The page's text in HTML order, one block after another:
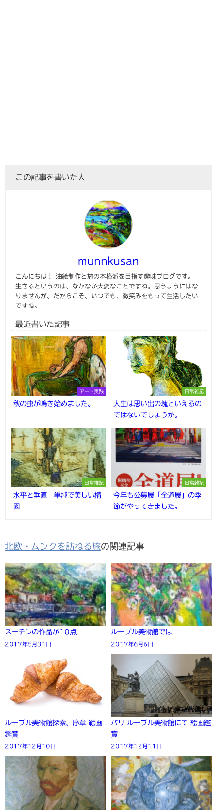
この記事を書いた人
munnkusan
こんにちは！ 油絵制作と旅の本格派を目指す趣味ブログです。
生きるというのは、なかなか大変なことですね。思うようにはな
りませんが、だからこそ、いつでも、微笑みをもって生活したい
ですね。
最近書いた記事
アート実践
秋の虫が鳴き始めました。
日常雑記
人生は思い出の塊といえるの
ではないでしょうか。
日常雑記
水平と垂直 単純で美しい構
図
日常雑記
今年も公募展「全道展」の季
節がやってきました。
北欧・ムンクを訪ねる旅の関連記事
スーチンの作品が10点
2017年5月31日
ルーブル美術館では
2017年6月6日
ルーブル美術館探索、序章 絵画
鑑賞
2017年12月10日
パリ ルーブル美術館にて 絵画鑑
賞
2017年12月11日